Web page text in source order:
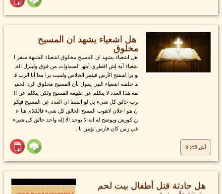
هل اشعياء يشهد ان المسيح
مخلوق
هل اشعياء يشهد ان المسيح مخلوق اشعياء الشبهة سفر ا
شعياء آية إش اقطري أيتها السماوات من فوق ولينزل الج
و برا لتنفتح الأرض فيثمر الخلاص ولتنبت برا معا أنا الرب ق
د خلقته اشعياء النبي يقول بأن المسيح مخلوق الرد الحقي
قة هذا العدد لا يتكلم عن طبيعة المسيح ولكن يتكلم عن ال
رب خالق كل شيء بل لو اتفقنا ان العدد عن المسيح فيكو
ن هو اعلان لاهوت المسح الخالق كل شيء فالكلام هنا ع
ن كورش ويوضح له انه لا يوجد الا إله واحد خالق كل شيء
في زمن كان فارس تؤمن با...
أش 45: 8
هل حادثة قتل أطفال بيت لحم